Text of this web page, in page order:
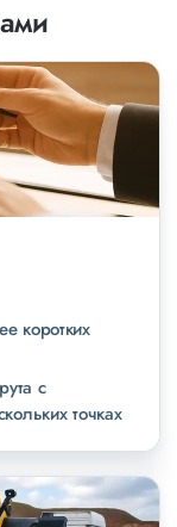
коротких
с
точках